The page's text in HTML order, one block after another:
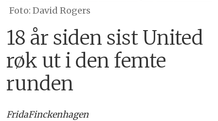
David Rogers
18 år siden sist United
røk ut i den femte
runden
FridaFinckenhagen